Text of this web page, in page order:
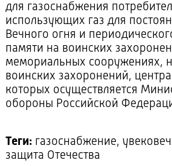
для газоснабжения
использующих газ для
Вечного огня и
памяти на воинских
мемориальных сооружениях,
воинских захоронений,
которых осуществляется
обороны Российской
Теги:газоснабжение,
защита Отечества